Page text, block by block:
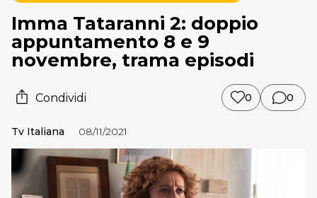
Imma Tataranni 2: doppio
appuntamento 8 e 9
novembre, trama episodi
Condividi 0 0
Tv Italiana 08/11/2021